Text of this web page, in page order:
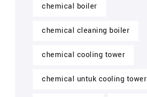
chemical boiler
chemical cleaning boiler
chemical cooling tower
chemical untuk cooling tower